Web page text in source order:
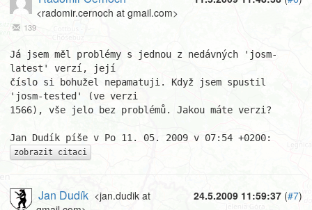
<radomir.cernoch at gmail.com>
139
Já jsem měl problémy s jednou z nedávných 'josm-
latest' verzí, její
číslo si bohužel nepamatuji. Když jsem spustil
'josm-tested' (ve verzi
1566), vše jelo bez problémů. Jakou máte verzi?
zobrazit citaci
24.5.2009 11:59:37 (#7)
Jan Dudík <jan.dudik at